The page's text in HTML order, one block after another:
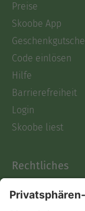
Preise
Skoobe App
Code einlösen
Hilfe
Barrierefreiheit
Login
Skoobe liest
Rechtliches
AGB